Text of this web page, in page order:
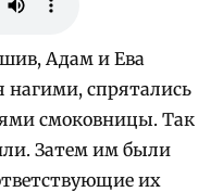
Адам и Ева
нагими, спрятались
смоковницы. Так
Затем им были
их